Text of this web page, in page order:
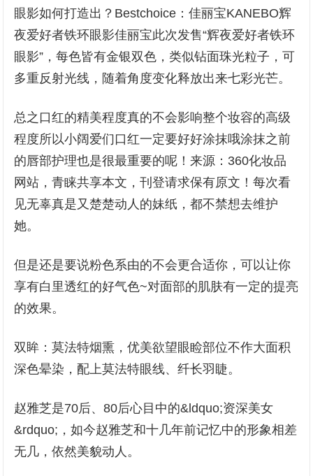
眼影如何打造出？Bestchoice：佳丽宝KANEBO辉
夜爱好者铁环眼影佳丽宝此次发售“辉夜爱好者铁环
眼影”，每色皆有金银双色，类似钻面珠光粒子，可
多重反射光线，随着角度变化释放出来七彩光芒。
总之口红的精美程度真的不会影响整个妆容的高级
程度所以小阔爱们口红一定要好好涂抹哦涂抹之前
的唇部护理也是很最重要的呢！来源：360化妆品
网站，青睐共享本文，刊登请求保有原文！每次看
见无辜真是又楚楚动人的妹纸，都不禁想去维护
她。
但是还是要说粉色系由的不会更合适你，可以让你
享有白里透红的好气色~对面部的肌肤有一定的提亮
的效果。
双眸：莫法特烟熏，优美欲望眼睑部位不作大面积
深色晕染，配上莫法特眼线、纤长羽睫。
赵雅芝是70后、80后心目中的&ldquo;资深美女
&rdquo;，如今赵雅芝和十几年前记忆中的形象相差
无几，依然美貌动人。